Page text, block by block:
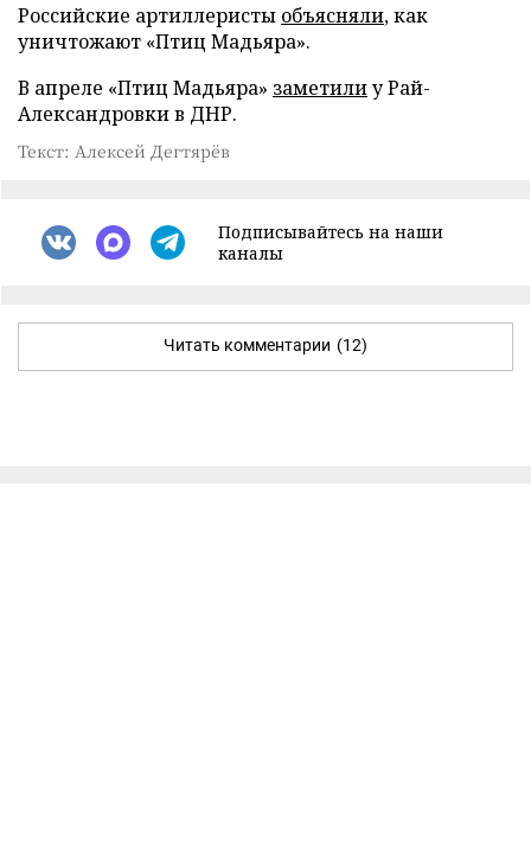
Российские артиллеристы объясняли, как
уничтожают «Птиц Мадьяра».
В апреле «Птиц Мадьяра» заметилиу Рай-
Александровки в ДНР.
Текст: Алексей Дегтярёв
Подписывайтесь на наши
каналы
Читать комментарии (12)